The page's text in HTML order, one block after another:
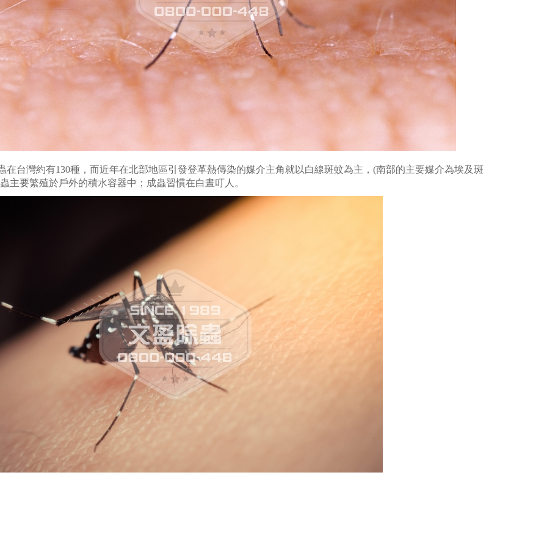
在台灣約有130種，而近年在北部地區引發登革熱傳染的媒介主角就以白線斑蚊為主，(南部的主要媒介為埃及斑
主要繁殖於戶外的積水容器中；成蟲習慣在白晝叮人。